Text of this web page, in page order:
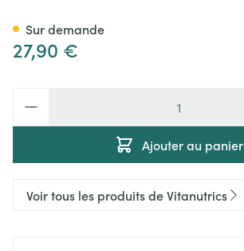
27,90 €
Ajouter au panier
Sur demande
Voir tous les produits de Vitanutrics